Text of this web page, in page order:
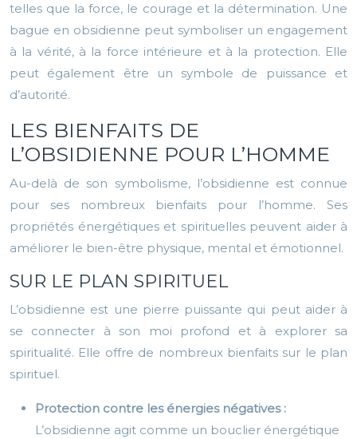
telles que la force, le courage et la détermination. Une
bague en obsidienne peut symboliser un engagement
à la vérité, à la force intérieure et à la protection. Elle
peut également être un symbole de puissance et
d’autorité.
LES BIENFAITS DE
L’OBSIDIENNE POUR L’HOMME
Au-delà de son symbolisme, l’obsidienne est connue
pour ses nombreux bienfaits pour l’homme. Ses
propriétés énergétiques et spirituelles peuvent aider à
améliorer le bien-être physique, mental et émotionnel.
SUR LE PLAN SPIRITUEL
L’obsidienne est une pierre puissante qui peut aider à
se connecter à son moi profond et à explorer sa
spiritualité. Elle offre de nombreux bienfaits sur le plan
spirituel.
Protection contre les énergies négatives :
L’obsidienne agit comme un bouclier énergétique